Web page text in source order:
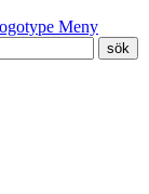
Meny